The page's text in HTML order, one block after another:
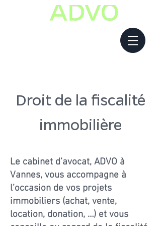
Droit de la fiscalité
immobilière
Le cabinet d’avocat, ADVO à
Vannes, vous accompagne à
l’occasion de vos projets
immobiliers (achat, vente,
location, donation, …) et vous